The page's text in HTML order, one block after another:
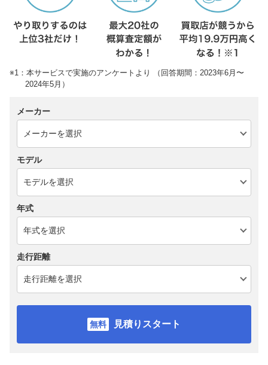
※1：本サービスで実施のアンケートより （回答期間：2023年6月〜
2024年5月）
メーカー
モデル
年式
走行距離
見積りスタート